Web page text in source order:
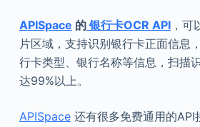
APISpace 的银行卡OCR API，可
片区域，支持识别银行卡正面信息
行卡类型、银行名称等信息，扫描
达99%以上。
APISpace还有很多免费通用的API